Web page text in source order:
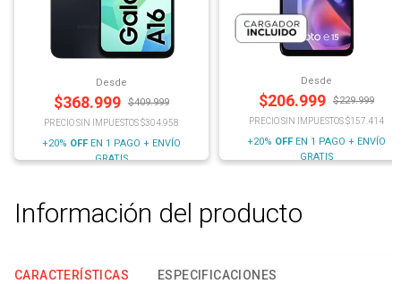
Desde
$368.999 $409.999
PRECIO SIN IMPUESTOS $304.958
+20% OFF EN 1 PAGO + ENVÍO
GRATIS
Desde
$206.999 $229.999
PRECIO SIN IMPUESTOS $157.414
+20% OFF EN 1 PAGO + ENVÍO
GRATIS
Información del producto
CARACTERÍSTICAS ESPECIFICACIONES